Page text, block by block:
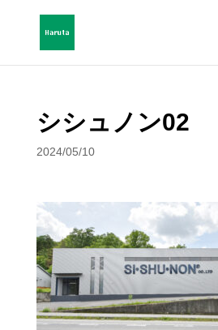
シシュノン02
2024/05/10